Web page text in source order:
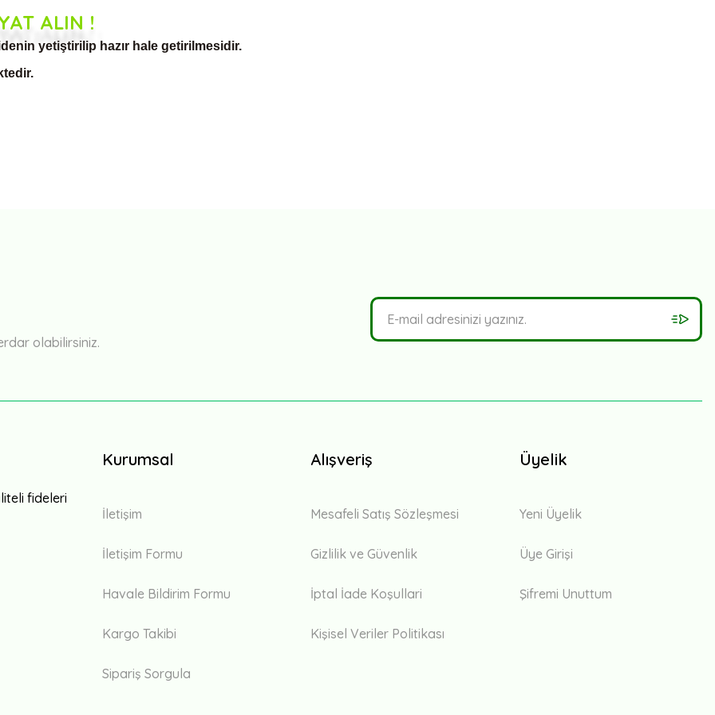
ALIN !
yetiştirilip hazır hale getirilmesidir.
olabilirsiniz.
fideleri
Kurumsal
İletişim
İletişim Formu
Havale Bildirim Formu
Kargo Takibi
Sipariş Sorgula
Alışveriş
Mesafeli Satış Sözleşmesi
Gizlilik ve Güvenlik
İptal İade Koşullari
Kişisel Veriler Politikası
Üyelik
Yeni Üyelik
Üye Girişi
Şifremi Unuttum